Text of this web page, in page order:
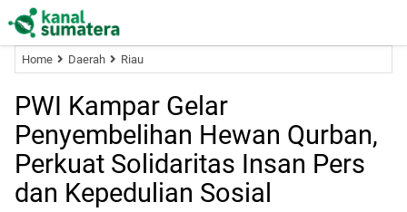
Home Daerah Riau
PWI Kampar Gelar
Penyembelihan Hewan Qurban,
Perkuat Solidaritas Insan Pers
dan Kepedulian Sosial